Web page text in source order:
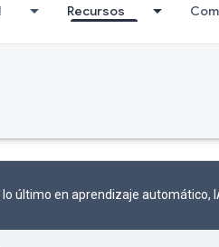
Recursos
último en aprendizaje automático,